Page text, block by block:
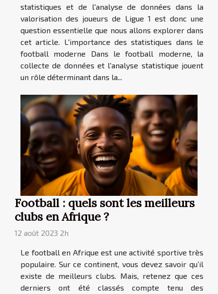
statistiques et de l'analyse de données dans la
valorisation des joueurs de Ligue 1 est donc une
question essentielle que nous allons explorer dans
cet article. L'importance des statistiques dans le
football moderne Dans le football moderne, la
collecte de données et l'analyse statistique jouent
un rôle déterminant dans la...
Football : quels sont les meilleurs
clubs en Afrique ?
12 août 2023 2h
Le football en Afrique est une activité sportive très
populaire. Sur ce continent, vous devez savoir qu’il
existe de meilleurs clubs. Mais, retenez que ces
derniers ont été classés compte tenu des